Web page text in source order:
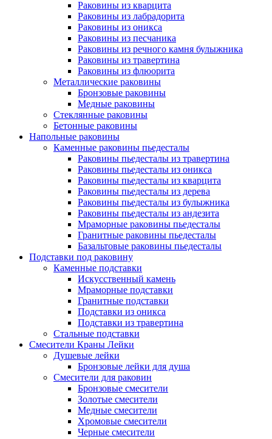
Раковины из кварцита
Раковины из лабрадорита
Раковины из оникса
Раковины из песчаника
Раковины из речного камня булыжника
Раковины из травертина
Раковины из флюорита
Металлические раковины
Бронзовые раковины
Медные раковины
Стеклянные раковины
Бетонные раковины
Напольные раковины
Каменные раковины пьедесталы
Раковины пьедесталы из травертина
Раковины пьедесталы из оникса
Раковины пьедесталы из кварцита
Раковины пьедесталы из дерева
Раковины пьедесталы из булыжника
Раковины пьедесталы из андезита
Мраморные раковины пьедесталы
Гранитные раковины пьедесталы
Базальтовые раковины пьедесталы
Подставки под раковину
Каменные подставки
Искусственный камень
Мраморные подставки
Гранитные подставки
Подставки из оникса
Подставки из травертина
Стальные подставки
Смесители Краны Лейки
Душевые лейки
Бронзовые лейки для душа
Смесители для раковин
Бронзовые смесители
Золотые смесители
Медные смесители
Хромовые смесители
Черные смесители